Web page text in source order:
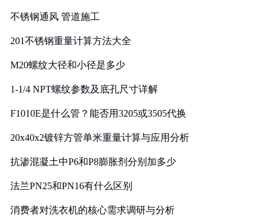
不锈钢通风 管道施工
201不锈钢重量计算方法大全
M20螺纹大径和小径是多少
1-1/4 NPT螺纹参数及底孔尺寸详解
F1010E是什么管？能否用3205或3505代换
20x40x2镀锌方管单米重量计算与应用分析
抗渗混凝土中P6和P8膨胀剂分别加多少
法兰PN25和PN16有什么区别
消费者对洗衣机的核心需求调研与分析